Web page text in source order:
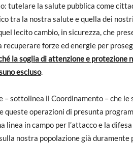
tutelare la salute pubblica come
tra la nostra salute e quella dei
lecito cambio, in sicurezza, che
recuperare forze ed energie per
la soglia di attenzione e protezione
escluso.
– sottolinea il Coordinamento – che
queste operazioni di presunta
linea in campo per l’attacco e la
nostra popolazione già duramente